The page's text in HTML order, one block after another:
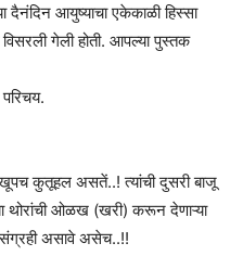
आयुष्याचा एकेकाळी हिस्सा
विसरली गेली होती. आपल्या पुस्तक
खूपच कुतूहल असतें..! त्यांची दुसरी बाजू
थोरांची ओळख (खरी) करून देणाऱ्या
असावे असेच..!!